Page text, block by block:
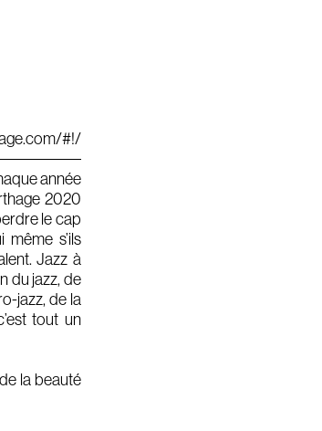
#!/
année
2020
le cap
s’ils
Jazz à
du jazz, de
jazz, de la
tout un
la beauté